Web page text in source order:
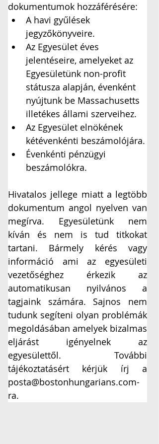
dokumentumok hozzáférésére:
A havi gyűlések
jegyzőkönyveire.
Az Egyesület éves
jelentéseire, amelyeket az
Egyesületünk non-profit
státusza alapján, évenként
nyújtunk be Massachusetts
illetékes állami szerveihez.
Az Egyesület elnökének
kétévenkénti beszámolójára.
Évenkénti pénzügyi
beszámolókra.
Hivatalos jellege miatt a legtöbb
dokumentum angol nyelven van
megírva. Egyesületünk nem
kíván és nem is tud titkokat
tartani. Bármely kérés vagy
információ ami az egyesületi
vezetőséghez érkezik az
automatikusan nyilvános a
tagjaink számára. Sajnos nem
tudunk segíteni olyan problémák
megoldásában amelyek bizalmas
eljárást igényelnek az
egyesülettől. További
tájékoztatásért kérjük írj a
posta@bostonhungarians.com-
ra.